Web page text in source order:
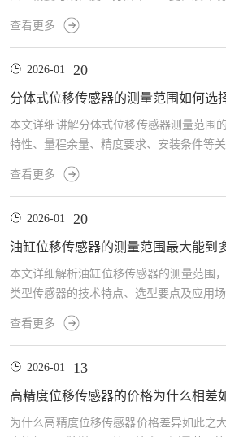
查看更多
2026-01 20
分体式位移传感器的测量范围如何选
本文详细讲解分体式位移传感器测量范围
特性、量程余量、精度要求、安装条件等关
查看更多
2026-01 20
油缸位移传感器的测量范围最大能到
本文详细解析油缸位移传感器的测量范围
类型传感器的技术特点、选型要点及应用场
查看更多
2026-01 13
高精度位移传感器的价格为什么相差
为什么高精度位移传感器价格差异如此之